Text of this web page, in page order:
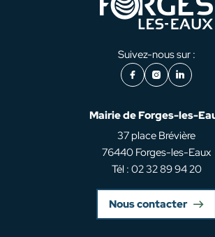
Suivez-nous sur :
FacebookInstagram
LinkedIn
Mairie de Forges-les-
37 place Brévière
76440 Forges-les-Eaux
Tél : 02 32 89 94 20
Nous contacter